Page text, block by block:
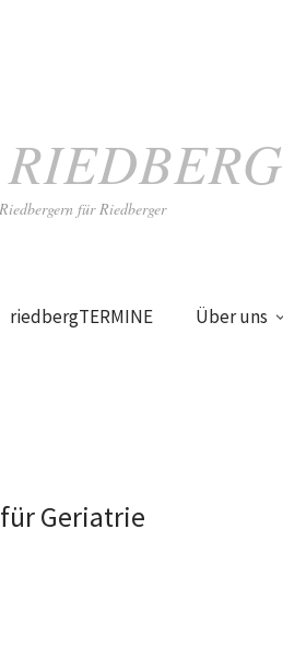
für Riedberger
riedbergTERMINE Über uns
Geriatrie